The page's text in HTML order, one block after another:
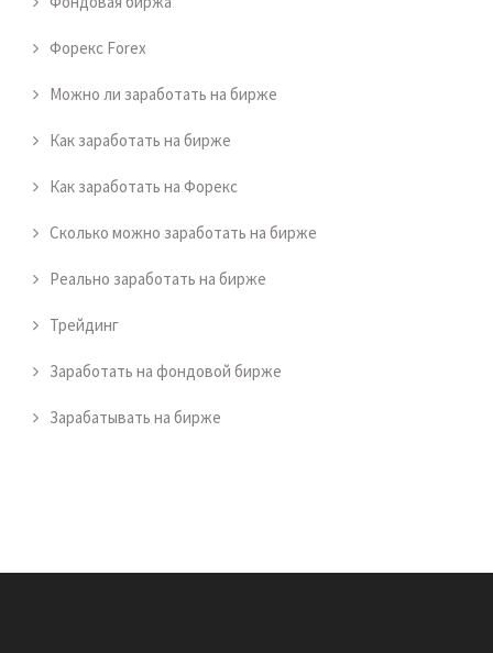
Форекс Forex
Можно ли заработать на бирже
Как заработать на бирже
Как заработать на Форекс
Сколько можно заработать на бирже
Реально заработать на бирже
Трейдинг
Заработать на фондовой бирже
Зарабатывать на бирже